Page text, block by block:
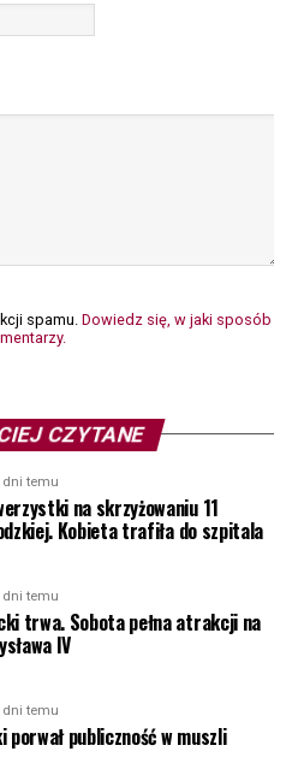
spamu. Dowiedz się, w jaki sposób
CZYTANE
dni temu
na skrzyżowaniu 11
Kobieta trafiła do szpitala
dni temu
trwa. Sobota pełna atrakcji na
IV
dni temu
publiczność w muszli